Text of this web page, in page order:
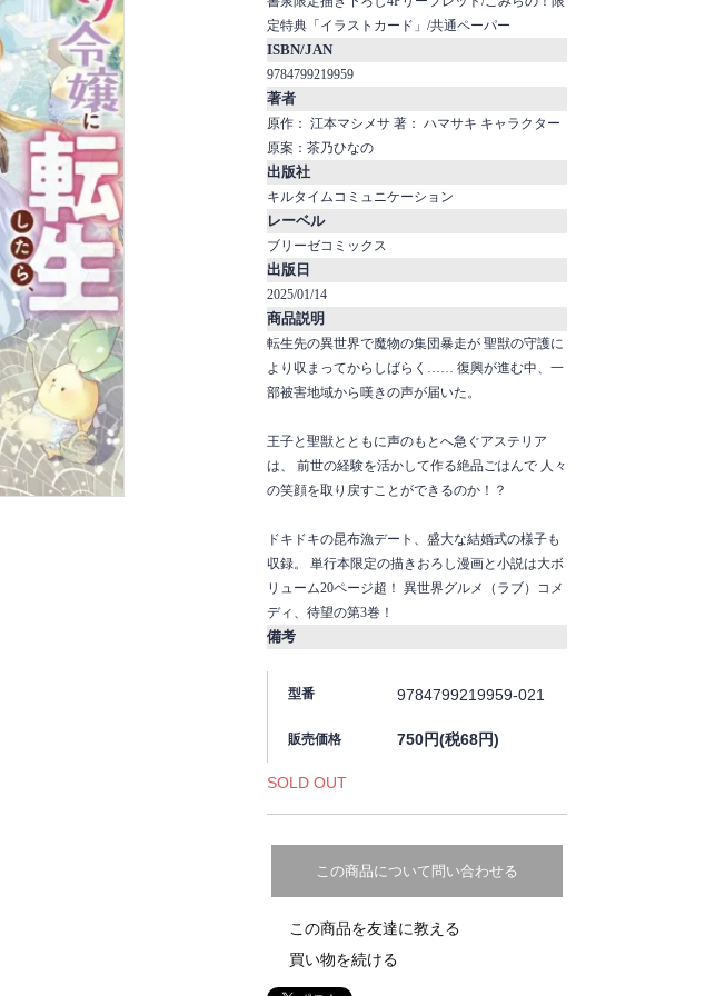
定特典「イラストカード」/共通ペーパー
ISBN/JAN
9784799219959
著者
原作： 江本マシメサ 著： ハマサキ キャラクター
原案：茶乃ひなの
出版社
キルタイムコミュニケーション
レーベル
ブリーゼコミックス
出版日
2025/01/14
商品説明
転生先の異世界で魔物の集団暴走が 聖獣の守護に
より収まってからしばらく…… 復興が進む中、一
部被害地域から嘆きの声が届いた。
王子と聖獣とともに声のもとへ急ぐアステリア
は、 前世の経験を活かして作る絶品ごはんで 人々
の笑顔を取り戻すことができるのか！？
ドキドキの昆布漁デート、盛大な結婚式の様子も
収録。 単行本限定の描きおろし漫画と小説は大ボ
リューム20ページ超！ 異世界グルメ（ラブ）コメ
ディ、待望の第3巻！
備考
型番 9784799219959-021
販売価格 750円(税68円)
SOLD OUT
この商品について問い合わせる
この商品を友達に教える
買い物を続ける